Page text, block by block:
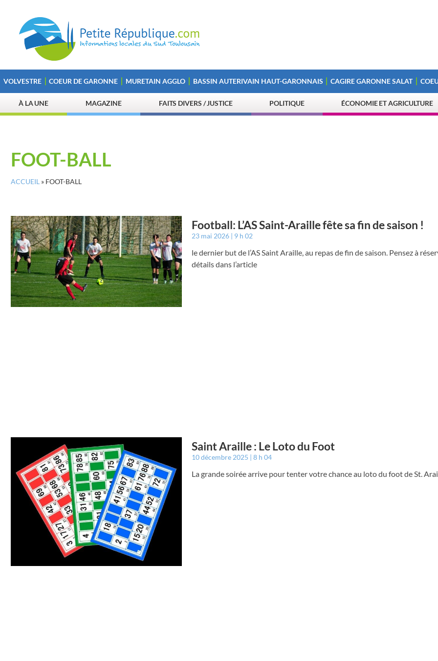
VOLVESTRE COEUR DE GARONNE MURETAIN AGGLO BASSIN AUTERIVAIN HAUT-GARONNAIS CAGIRE GARONNE SALAT
À LA UNE MAGAZINE FAITS DIVERS / JUSTICE POLITIQUE ÉCONOMIE ET AGRICULTURE
FOOT-BALL
ACCUEIL » FOOT-BALL
Football: L’AS Saint-Araille fête sa fin de saison !
23 mai 2026 9 h 02
le dernier but de l’AS Saint Araille, au repas de fin de saison. Pensez à
détails dans l’article
Saint Araille : Le Loto du Foot
10 décembre 2025 8 h 04
La grande soirée arrive pour tenter votre chance au loto du foot de St.